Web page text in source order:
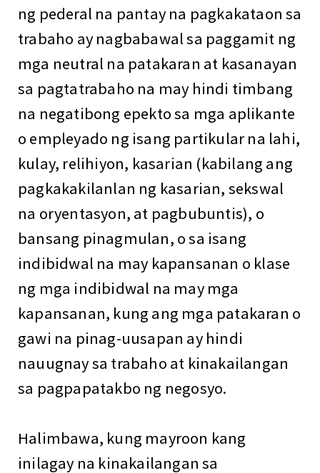
ng pederal na pantay na pagkakataon sa
trabaho ay nagbabawal sa paggamit ng
mga neutral na patakaran at kasanayan
sa pagtatrabaho na may hindi timbang
na negatibong epekto sa mga aplikante
o empleyado ng isang partikular na lahi,
kulay, relihiyon, kasarian (kabilang ang
pagkakakilanlan ng kasarian, sekswal
na oryentasyon, at pagbubuntis), o
bansang pinagmulan, o sa isang
indibidwal na may kapansanan o klase
ng mga indibidwal na may mga
kapansanan, kung ang mga patakaran o
gawi na pinag-uusapan ay hindi
nauugnay sa trabaho at kinakailangan
sa pagpapatakbo ng negosyo.
Halimbawa, kung mayroon kang
inilagay na kinakailangan sa